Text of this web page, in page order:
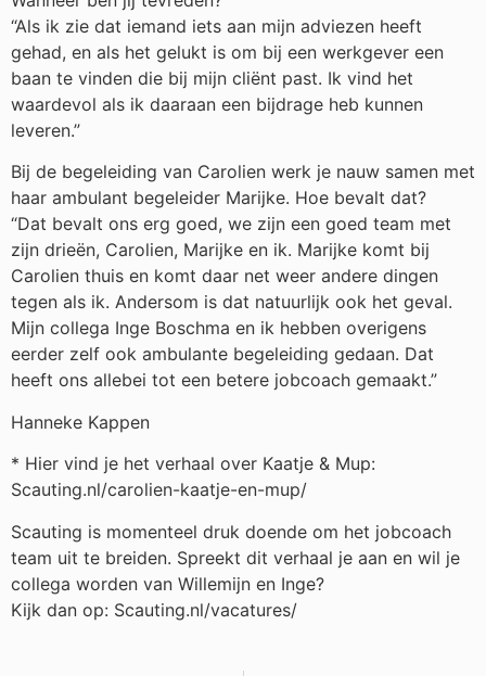
“Als ik zie dat iemand iets aan mijn adviezen heeft
gehad, en als het gelukt is om bij een werkgever een
baan te vinden die bij mijn cliënt past. Ik vind het
waardevol als ik daaraan een bijdrage heb kunnen
leveren.”
Bij de begeleiding van Carolien werk je nauw samen met
haar ambulant begeleider Marijke. Hoe bevalt dat?
“Dat bevalt ons erg goed, we zijn een goed team met
zijn drieën, Carolien, Marijke en ik. Marijke komt bij
Carolien thuis en komt daar net weer andere dingen
tegen als ik. Andersom is dat natuurlijk ook het geval.
Mijn collega Inge Boschma en ik hebben overigens
eerder zelf ook ambulante begeleiding gedaan. Dat
heeft ons allebei tot een betere jobcoach gemaakt.”
Hanneke Kappen
* Hier vind je het verhaal over Kaatje & Mup:
Scauting.nl/carolien-kaatje-en-mup/
Scauting is momenteel druk doende om het jobcoach
team uit te breiden. Spreekt dit verhaal je aan en wil je
collega worden van Willemijn en Inge?
Kijk dan op: Scauting.nl/vacatures/